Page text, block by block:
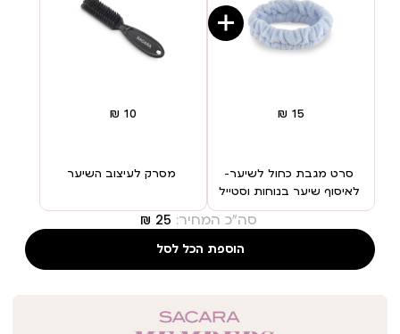
סרט מגבת כחול לשיער–
לאיסוף שיער בנוחות וסטייל
מסרק לעיצוב השיער
סה"כ המחיר:
הוספת הכל לסל